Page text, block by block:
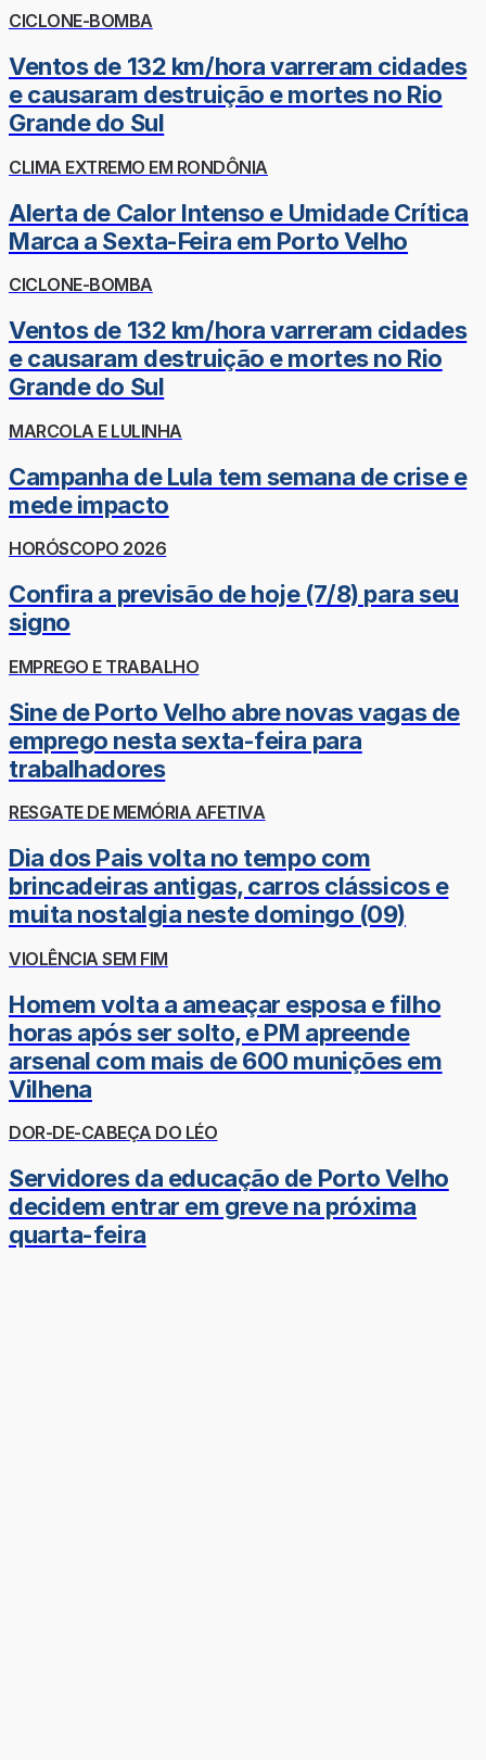
CICLONE-BOMBA
Ventos de 132 km/hora varreram cidades
e causaram destruição e mortes no Rio
Grande do Sul
CLIMA EXTREMO EM RONDÔNIA
Alerta de Calor Intenso e Umidade Crítica
Marca a Sexta-Feira em Porto Velho
CICLONE-BOMBA
Ventos de 132 km/hora varreram cidades
e causaram destruição e mortes no Rio
Grande do Sul
MARCOLA E LULINHA
Campanha de Lula tem semana de crise e
mede impacto
HORÓSCOPO 2026
Confira a previsão de hoje (7/8) para seu
signo
EMPREGO E TRABALHO
Sine de Porto Velho abre novas vagas de
emprego nesta sexta-feira para
trabalhadores
RESGATE DE MEMÓRIA AFETIVA
Dia dos Pais volta no tempo com
brincadeiras antigas, carros clássicos e
muita nostalgia neste domingo (09)
VIOLÊNCIA SEM FIM
Homem volta a ameaçar esposa e filho
horas após ser solto, e PM apreende
arsenal com mais de 600 munições em
Vilhena
DOR-DE-CABEÇA DO LÉO
Servidores da educação de Porto Velho
decidem entrar em greve na próxima
quarta-feira